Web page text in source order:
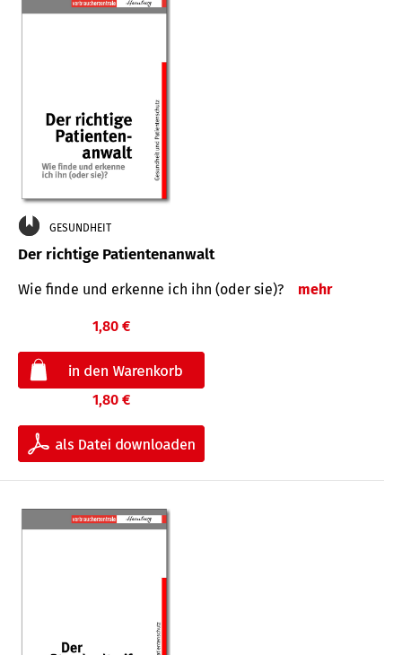
GESUNDHEIT
Der richtige Patientenanwalt
Wie finde und erkenne ich ihn (oder sie)? mehr
1,80 €
1,80 €